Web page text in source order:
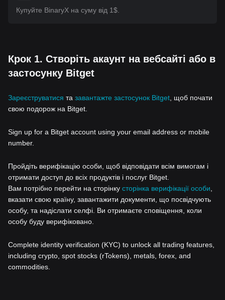
Купуйте BinaryX на суму від 1$.
Крок 1. Створіть акаунт на вебсайті або в
застосунку Bitget
Зареєструватися та завантажте застосунок Bitget , щоб почати
свою подорож на Bitget.
Sign up for a Bitget account using your email address or mobile
number.
Пройдіть верифікацію особи, щоб відповідати всім вимогам і
отримати доступ до всіх продуктів і послуг Bitget.
Вам потрібно перейти на сторінку сторінка верифікації особи
вказати свою країну, завантажити документи, що посвідчують
особу, та надіслати селфі. Ви отримаєте сповіщення, коли
особу буду верифіковано.
Complete identity verification (KYC) to unlock all trading features,
including crypto, spot stocks (rTokens), metals, forex, and
commodities.